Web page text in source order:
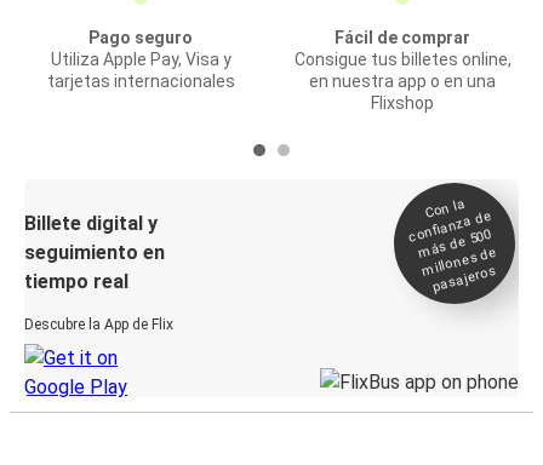
Pago seguro
Utiliza Apple Pay, Visa y
tarjetas internacionales
Fácil de comprar
Consigue tus billetes online,
en nuestra app o en una
Flixshop
Billete digital y
seguimiento en
tiempo real
Descubre la App de Flix
Con la
confianza de
más de 500
millones de
pasajeros